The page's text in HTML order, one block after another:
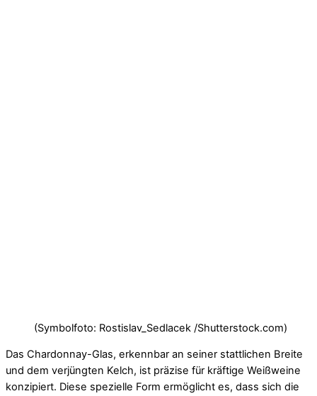
(Symbolfoto: Rostislav_Sedlacek /Shutterstock.com)
Das Chardonnay-Glas, erkennbar an seiner stattlichen Breite
und dem verjüngten Kelch, ist präzise für kräftige Weißweine
konzipiert. Diese spezielle Form ermöglicht es, dass sich die